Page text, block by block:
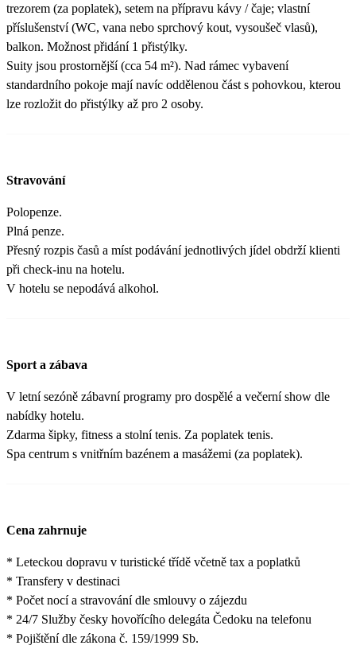
trezorem (za poplatek), setem na přípravu kávy / čaje; vlastní
příslušenství (WC, vana nebo sprchový kout, vysoušeč vlasů),
balkon. Možnost přidání 1 přistýlky.
Suity jsou prostornější (cca 54 m²). Nad rámec vybavení
standardního pokoje mají navíc oddělenou část s pohovkou, kterou
lze rozložit do přistýlky až pro 2 osoby.
Stravování
Polopenze.
Plná penze.
Přesný rozpis časů a míst podávání jednotlivých jídel obdrží klienti
při check-inu na hotelu.
V hotelu se nepodává alkohol.
Sport a zábava
V letní sezóně zábavní programy pro dospělé a večerní show dle
nabídky hotelu.
Zdarma šipky, fitness a stolní tenis. Za poplatek tenis.
Spa centrum s vnitřním bazénem a masážemi (za poplatek).
Cena zahrnuje
* Leteckou dopravu v turistické třídě včetně tax a poplatků
* Transfery v destinaci
* Počet nocí a stravování dle smlouvy o zájezdu
* 24/7 Služby česky hovořícího delegáta Čedoku na telefonu
* Pojištění dle zákona č. 159/1999 Sb.